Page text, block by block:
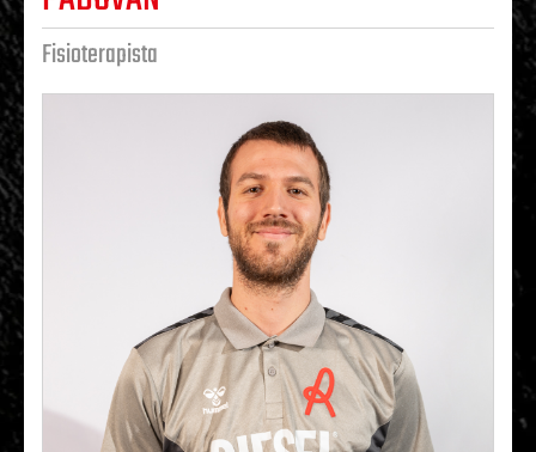
Fisioterapista